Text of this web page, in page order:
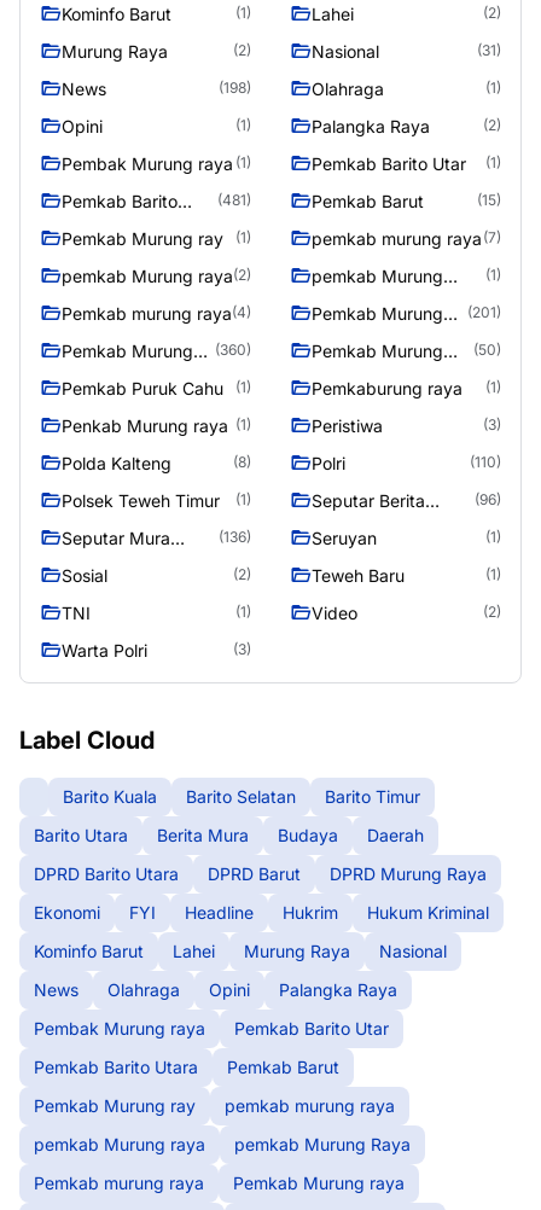
Kominfo Barut (1) Lahei (2)
Murung Raya (2) Nasional (31)
News (198) Olahraga (1)
Opini (1) Palangka Raya (2)
Pembak Murung raya (1) Pemkab Barito Utar (1)
Pemkab Barito
(481) Pemkab Barut (15)
Pemkab Murung ray (1) pemkab murung raya (7)
pemkab Murung raya(2)
pemkab Murung
(1)
Pemkab murung raya(4)
Pemkab Murung
(201)
Pemkab Murung
(360)
Pemkab Murung
(50)
Pemkab Puruk Cahu (1) Pemkaburung raya (1)
Penkab Murung raya (1) Peristiwa (3)
Polda Kalteng (8) Polri (110)
Polsek Teweh Timur (1)
Seputar Berita
(96)
Seputar Mura
(136) Seruyan (1)
Sosial (2) Teweh Baru (1)
TNI (1) Video (2)
Warta Polri (3)
Label Cloud
Barito Kuala Barito Selatan
Barito Timur
Barito Utara
Berita Mura Budaya
Daerah
DPRD Barito Utara
DPRD Barut
DPRD Murung Raya
Ekonomi
FYI Headline Hukrim
Hukum Kriminal
Kominfo Barut
Lahei Murung Raya
Nasional
News
Olahraga Opini
Palangka Raya
Pembak Murung raya
Pemkab Barito Utar
Pemkab Barito Utara
Pemkab Barut
Pemkab Murung ray
pemkab murung raya
pemkab Murung raya
pemkab Murung Raya
Pemkab murung raya
Pemkab Murung raya